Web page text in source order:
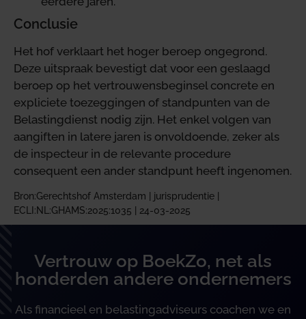
Conclusie
Het hof verklaart het hoger beroep ongegrond.
Deze uitspraak bevestigt dat voor een geslaagd
beroep op het vertrouwensbeginsel concrete en
expliciete toezeggingen of standpunten van de
Belastingdienst nodig zijn. Het enkel volgen van
aangiften in latere jaren is onvoldoende, zeker als
de inspecteur in de relevante procedure
consequent een ander standpunt heeft ingenomen.
Bron:Gerechtshof Amsterdam | jurisprudentie |
ECLI:NL:GHAMS:2025:1035 | 24-03-2025
Vertrouw op BoekZo, net als
honderden andere ondernemers
Als financieel en belastingadviseurs coachen we en